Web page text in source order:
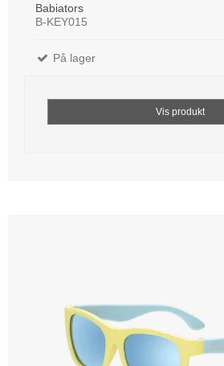
Babiators
B-KEY015
På lager
Vis produkt